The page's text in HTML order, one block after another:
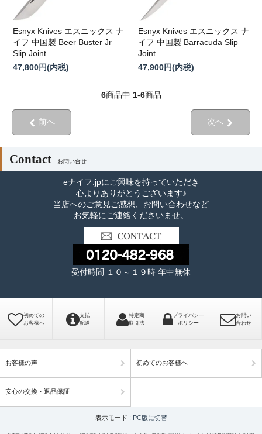
Esnyx Knives エスニックス ナ
イフ 中国製 Beer Buster Jr
Slip Joint
47,800円(内税)
Esnyx Knives エスニックス ナ
イフ 中国製 Barracuda Slip
Joint
47,900円(内税)
6商品中 1-6商品
前へ 次へ
Contact お問い合せ
eナイフ.jpにご興味を持っていただき
心よりありがとうございます♪
当店へのご意見ご感想、お問い合わせなど
お気軽にご連絡くださいませ。
受付時間 １０～１９時 年中無休
初めての
お客様へ
支払
配送
特定商
取引法
プライバシー
ポリシー
お問い
合わせ
お客様の声 初めてのお客様へ
安心の交換・返品保証
表示モード : PC版に切替